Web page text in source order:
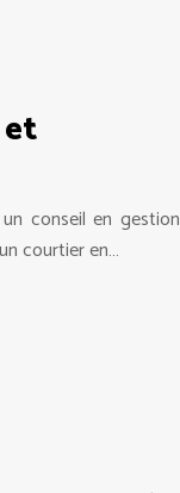
conseil en gestion
courtier en…